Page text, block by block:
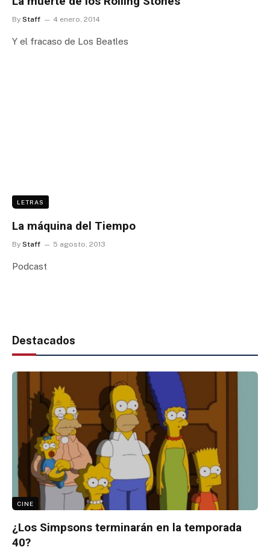
By Staff 4 enero, 2014
Y el fracaso de Los Beatles
LETRAS
La máquina del Tiempo
By Staff 5 agosto, 2013
Podcast
Destacados
CINE
¿Los Simpsons terminarán en la temporada
40?